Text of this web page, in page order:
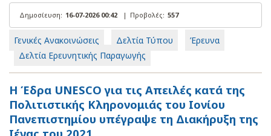
Δημοσίευση: 16-07-2026 00:42 | Προβολές: 557
Γενικές Ανακοινώσεις Δελτία Τύπου
Έρευνα
Δελτία Ερευνητικής Παραγωγής
Η Έδρα UNESCO για τις Απειλές κατά της
Πολιτιστικής Κληρονομιάς του Ιονίου
Πανεπιστημίου υπέγραψε τη Διακήρυξη της